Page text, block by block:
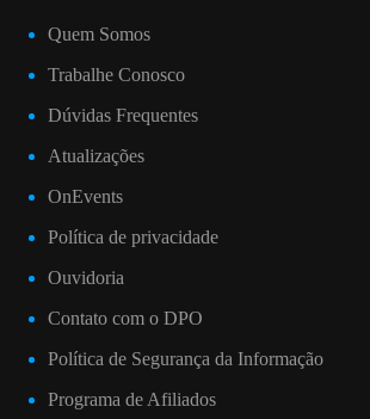
Quem Somos
Trabalhe Conosco
Dúvidas Frequentes
Atualizações
OnEvents
Política de privacidade
Ouvidoria
Contato com o DPO
Política de Segurança da Informação
Programa de Afiliados